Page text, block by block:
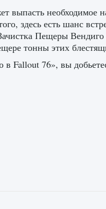
выпасть необходимое
здесь есть шанс
Пещеры Вендиго
тонны этих
Fallout 76», вы